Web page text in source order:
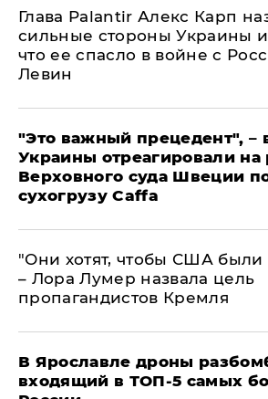
Глава Palantir Алекс Карп
сильные стороны Украины
что ее спасло в войне с
Левин
"Это важный прецедент", –
Украины отреагировали
Верховного суда Швеции
сухогрузу Caffa
"Они хотят, чтобы США были
– Лора Лумер назвала цель
пропагандистов Кремля
В Ярославле дроны
входящий в ТОП-5 самых